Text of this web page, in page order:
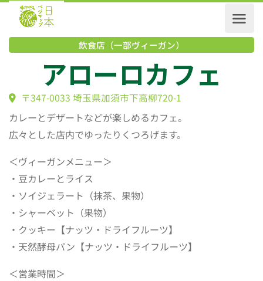
飲食店（一部ヴィーガン）
アローロカフェ
〒347-0033 埼玉県加須市下高柳720-1
カレーとデザートなどが楽しめるカフェ。
広々とした店内でゆったりくつろげます。
＜ヴィーガンメニュー＞
・豆カレーとライス
・ソイジェラート（抹茶、果物）
・シャーベット（果物）
・クッキー【ナッツ・ドライフルーツ】
・天然酵母パン【ナッツ・ドライフルーツ】
＜営業時間＞